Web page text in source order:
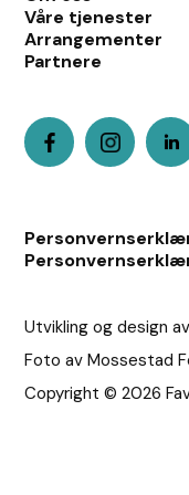
Våre tjenester
Arrangementer
Partnere
Utvikling og design
Foto av Mossestad
Copyright © 2026